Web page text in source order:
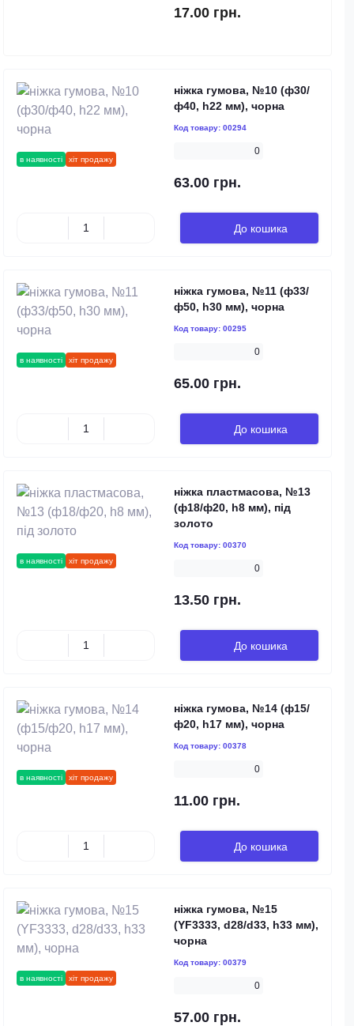
17.00 грн.
в наявності хіт продажу
ніжка гумова, №10 (ф30/
ф40, h22 мм), чорна
Код товару: 00294
0
63.00 грн.
До кошика
в наявності хіт продажу
ніжка гумова, №11 (ф33/
ф50, h30 мм), чорна
Код товару: 00295
0
65.00 грн.
До кошика
в наявності хіт продажу
ніжка пластмасова, №13
(ф18/ф20, h8 мм), під
золото
Код товару: 00370
0
13.50 грн.
До кошика
в наявності хіт продажу
ніжка гумова, №14 (ф15/
ф20, h17 мм), чорна
Код товару: 00378
0
11.00 грн.
До кошика
в наявності хіт продажу
ніжка гумова, №15
(YF3333, d28/d33, h33 мм),
чорна
Код товару: 00379
0
57.00 грн.